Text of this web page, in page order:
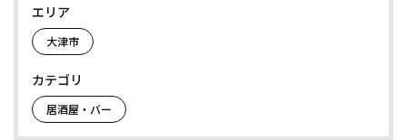
エリア
大津市
カテゴリ
居酒屋・バー